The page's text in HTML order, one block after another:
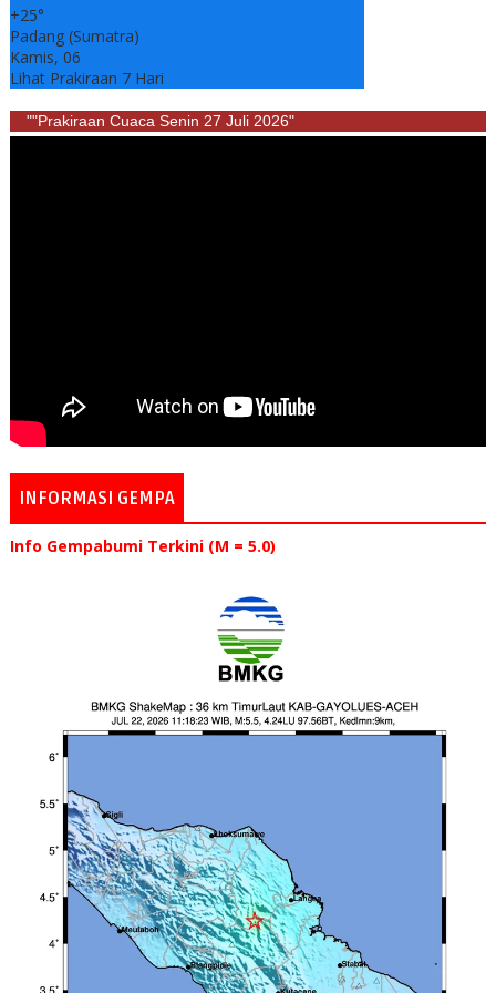
+25°
Padang (Sumatra)
Kamis, 06
Lihat Prakiraan 7 Hari
""Prakiraan Cuaca Senin 27 Juli 2026"
INFORMASI GEMPA
Info Gempabumi Terkini (M = 5.0)